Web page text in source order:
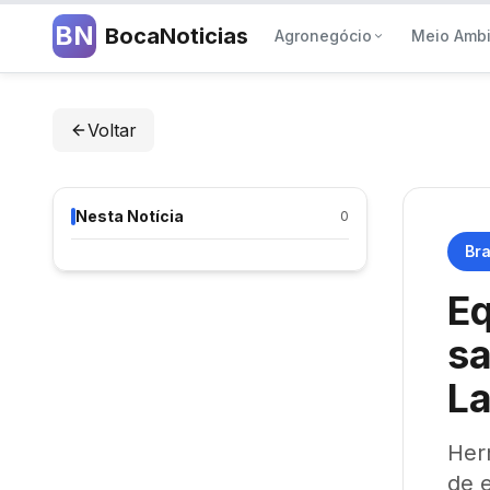
BN BocaNoticias Agronegócio Meio
Voltar
Nesta Notícia 0
de